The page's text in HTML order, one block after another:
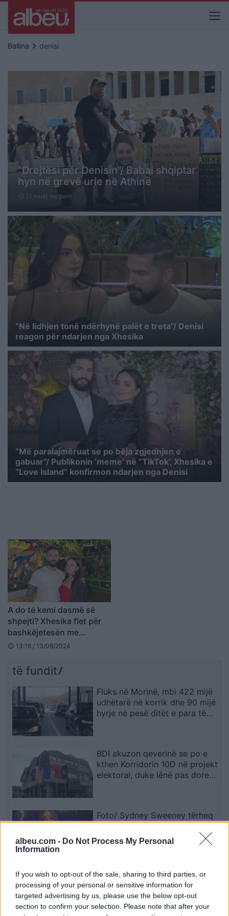
albeu.com - Do Not Process My Personal
Information
If you wish to opt-out of the sale, sharing to third parties, or
processing of your personal or sensitive information for
targeted advertising by us, please use the below opt-out
section to confirm your selection. Please note that after your
Ballina keyboard_arrow_right denisi
“Drejtësi për Denisin”/ Babai shqiptar
hyn në grevë urie në Athinë
schedule 11 muaj me parë
“Në lidhjen tonë ndërhynë palët e treta”/ Denisi
reagon për ndarjen nga Xhesika
“Më paralajmëruat se po bëja zgjedhjen e
gabuar”/ Publikonin ‘meme’ në “TikTok’, Xhesika e
“Love Island” konfirmon ndarjen nga Denisi
A do të kemi dasmë së
shpejti? Xhesika flet për
bashkëjetesën me
Denisin: Ai e ka në dorë…
schedule 13:16 / 13/06/2024
të fundit
Fluks në Morinë, mbi 422 mijë
udhëtarë në korrik dhe 90 mijë
hyrje në pesë ditët e para të
BDI akuzon qeverinë se po e
kthen Korridorin 10D në projekt
elektoral, duke lënë pas dore
Foto/ Sydney Sweeney tërheq
vëmendjen me fushatën e re të
markës së saj
Manchester City arkëton 50
milionë euro për James
Trafford dhe ruan 20 për qind
të kartonit